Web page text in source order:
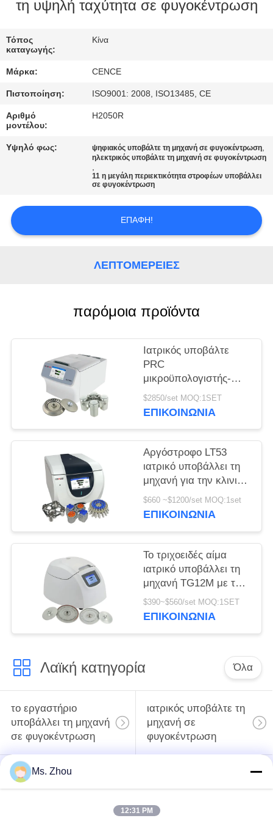
ΈΛΕΓΧΟΣ
ΕΠΙΚΟΙΝΩΝΉΣΤΕ
ΕΙΔΉΣΕΙΣ
ΥΠΟΘΈΣΕΙΣ
VR
τη υψηλή ταχύτητα σε φυγοκέντρωση
Τόπος
καταγωγής:
Κίνα
Μάρκα: CENCE
Πιστοποίηση: ISO9001: 2008, ISO13485, CE
Αριθμό
μοντέλου:
H2050R
Υψηλό φως: ψηφιακός υποβάλτε τη μηχανή σε φυγοκέντρωση,
ηλεκτρικός υποβάλτε τη μηχανή σε φυγοκέντρωση
,
11 η μεγάλη περιεκτικότητα στροφέων υποβάλλει
σε φυγοκέντρωση
ΕΠΑΦΉ!
ΛΕΠΤΟΜΈΡΕΙΕΣ
παρόμοια προϊόντα
Ιατρικός υποβάλτε
PRC
μικροϋπολογιστής-
σωλήνων H1750R σε
φυγοκέντρωση τη
κατεψυγμένη
υποβάλλει
$2850/set MOQ:1SET
ΕΠΙΚΟΙΝΩΝΊΑ
Αργόστροφο LT53
ιατρικό υποβάλλει τη
μηχανή για την κλινική
γενετική βιολογία
ιατρικής σε
$660 ~$1200/set MOQ:1set
ΕΠΙΚΟΙΝΩΝΊΑ
Το τριχοειδές αίμα
ιατρικό υποβάλλει τη
μηχανή TG12M με το
σύστημα
αυτοδιάγνωσης
$390~$560/set MOQ:1SET
ΕΠΙΚΟΙΝΩΝΊΑ
Λαϊκή κατηγορία Όλα
το εργαστήριο
υποβάλλει τη μηχανή
σε φυγοκέντρωση
ιατρικός υποβάλτε τη
μηχανή σε
φυγοκέντρωση
PRP PRF υποβάλλει
υποβάλτε τη μηχανή
Ms. Zhou
12:31 PM